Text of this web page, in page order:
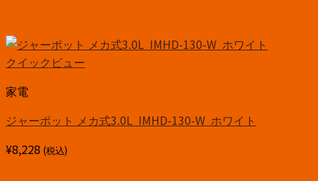
クイックビュー
家電
ジャーポット メカ式3.0L IMHD-130-W ホワイト
¥8,228 (税込)